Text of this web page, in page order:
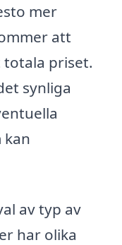
mer
att
totala priset.
synliga
kan
av typ av
har olika